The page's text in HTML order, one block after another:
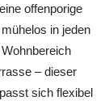
offenporige
in jeden
– dieser
sich flexibel